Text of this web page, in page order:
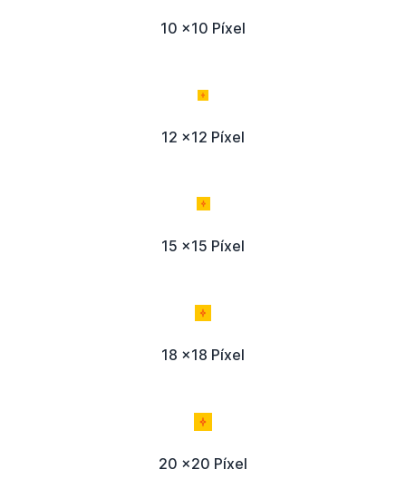
10 x10 Píxel
12 x12 Píxel
15 x15 Píxel
18 x18 Píxel
20 x20 Píxel